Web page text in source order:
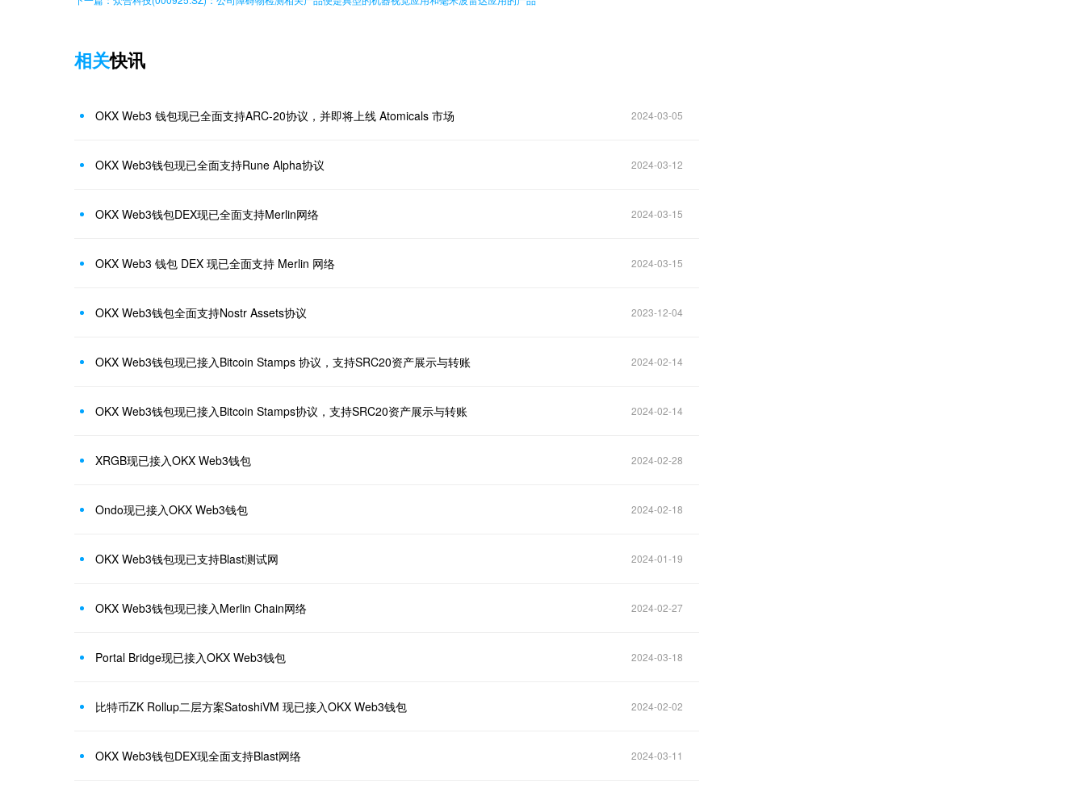
相关快讯
OKX Web3 钱包现已全面支持ARC-20协议，并即将上线 Atomicals 市场 2024-03-05
OKX Web3钱包现已全面支持Rune Alpha协议 2024-03-12
OKX Web3钱包DEX现已全面支持Merlin网络 2024-03-15
OKX Web3 钱包 DEX 现已全面支持 Merlin 网络 2024-03-15
OKX Web3钱包全面支持Nostr Assets协议 2023-12-04
OKX Web3钱包现已接入Bitcoin Stamps 协议，支持SRC20资产展示与转账 2024-02-14
OKX Web3钱包现已接入Bitcoin Stamps协议，支持SRC20资产展示与转账 2024-02-14
XRGB现已接入OKX Web3钱包 2024-02-28
Ondo现已接入OKX Web3钱包 2024-02-18
OKX Web3钱包现已支持Blast测试网 2024-01-19
OKX Web3钱包现已接入Merlin Chain网络 2024-02-27
Portal Bridge现已接入OKX Web3钱包 2024-03-18
比特币ZK Rollup二层方案SatoshiVM 现已接入OKX Web3钱包 2024-02-02
OKX Web3钱包DEX现全面支持Blast网络 2024-03-11